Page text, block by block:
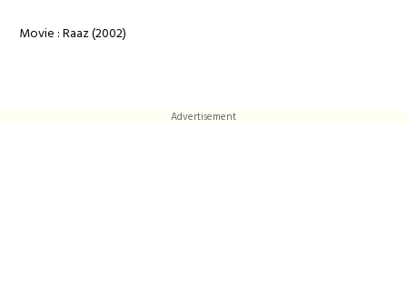
Movie : Raaz (2002)
Advertisement